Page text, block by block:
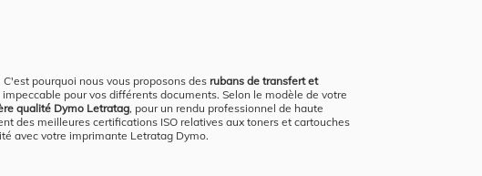
C'est pourquoi nous vous proposons des rubans de transfert et
pour vos différents documents. Selon le modèle de votre
qualité Dymo Letratag, pour un rendu professionnel de haute
des meilleures certifications ISO relatives aux toners et cartouches
avec votre imprimante Letratag Dymo.